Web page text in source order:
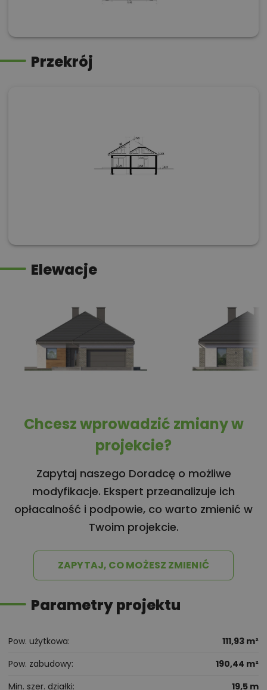
Przekrój
Elewacje
Chcesz wprowadzić zmiany w
projekcie?
Zapytaj naszego Doradcę o możliwe
modyfikacje. Ekspert przeanalizuje ich
opłacalność i podpowie, co warto zmienić w
Twoim projekcie.
ZAPYTAJ, CO MOŻESZ ZMIENIĆ
Parametry projektu
Pow. użytkowa
111,93 m²
Pow. zabudowy
190,44 m²
Min. szer. działki
19,5 m